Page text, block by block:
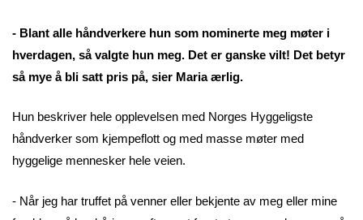
- Blant alle håndverkere hun som nominerte meg møter i
hverdagen, så valgte hun meg. Det er ganske vilt! Det betyr
så mye å bli satt pris på, sier Maria ærlig.
Hun beskriver hele opplevelsen med Norges Hyggeligste
håndverker som kjempeflott og med masse møter med
hyggelige mennesker hele veien.
- Når jeg har truffet på venner eller bekjente av meg eller mine